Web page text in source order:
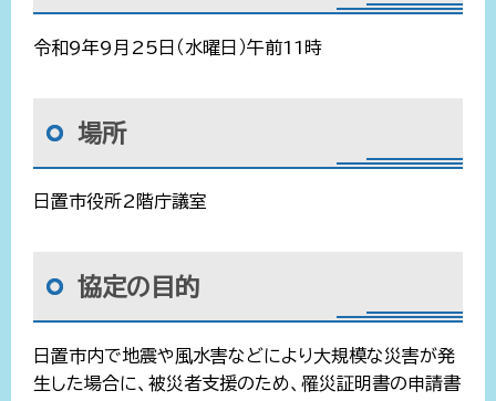
令和9年9月25日（水曜日）午前11時
場所
日置市役所2階庁議室
協定の目的
日置市内で地震や風水害などにより大規模な災害が発
生した場合に、被災者支援のため、罹災証明書の申請書